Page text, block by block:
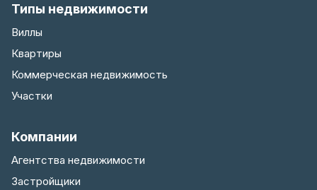
Типы недвижимости
Виллы
Квартиры
Коммерческая недвижимость
Участки
Компании
Агентства недвижимости
Застройщики